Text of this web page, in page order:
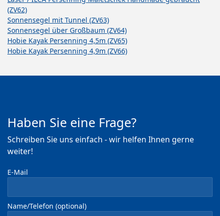
(ZV62)
Sonnensegel mit Tunnel (ZV63)
Sonnensegel über Großbaum (ZV64)
Hobie Kayak Persenning 4,5m (ZV65)
Hobie Kayak Persenning 4,9m (ZV66)
Haben Sie eine Frage?
Schreiben Sie uns einfach - wir helfen Ihnen gerne
weiter!
E-Mail
Name/Telefon (optional)